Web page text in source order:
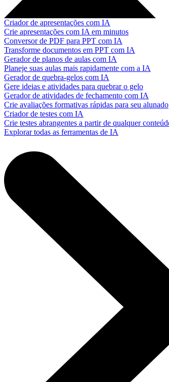
Criador de apresentações com IA
Crie apresentações com IA em minutos
Conversor de PDF para PPT com IA
Transforme documentos em PPT com IA
Gerador de planos de aulas com IA
Planeje suas aulas mais rapidamente com a IA
Gerador de quebra-gelos com IA
Gere ideias e atividades para quebrar o gelo
Gerador de atividades de fechamento com IA
Crie avaliações formativas rápidas para seu alunado
Criador de testes com IA
Crie testes abrangentes a partir de qualquer
Explorar todas as ferramentas de IA